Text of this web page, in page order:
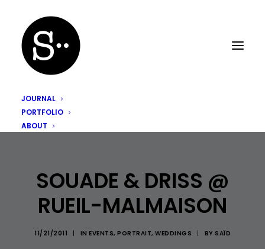
JOURNAL
PORTFOLIO
ABOUT
SOUADE & DRISS @
RUEIL-MALMAISON
11/21/2011 | IN EVENTS, PORTRAIT, WEDDINGS | BY SAÏD